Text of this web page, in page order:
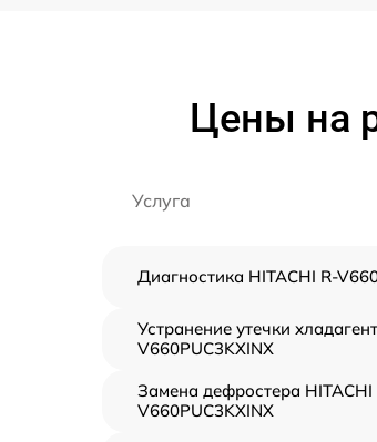
Цены на
Услуга
Диагностика HITACHI R-
Устранение утечки
V660PUC3KXINX
Замена дефростера HITACHI
V660PUC3KXINX